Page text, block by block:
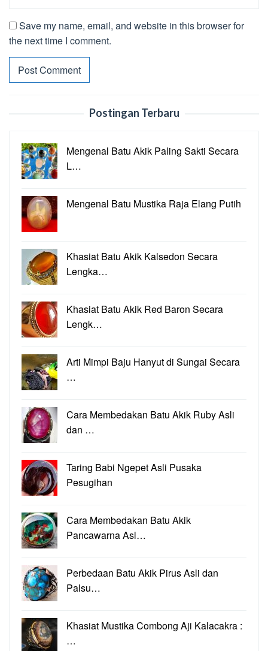
Save my name, email, and website in this browser for
the next time I comment.
Postingan Terbaru
Mengenal Batu Akik Paling Sakti Secara
L…
Mengenal Batu Mustika Raja Elang Putih
Khasiat Batu Akik Kalsedon Secara
Lengka…
Khasiat Batu Akik Red Baron Secara
Lengk…
Arti Mimpi Baju Hanyut di Sungai Secara
…
Cara Membedakan Batu Akik Ruby Asli
dan …
Taring Babi Ngepet Asli Pusaka
Pesugihan
Cara Membedakan Batu Akik
Pancawarna Asl…
Perbedaan Batu Akik Pirus Asli dan
Palsu…
Khasiat Mustika Combong Aji Kalacakra :
…